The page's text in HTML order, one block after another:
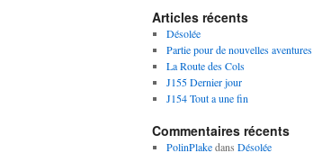
Articles récents
Désolée
Partie pour de nouvelles aventures
La Route des Cols
J155 Dernier jour
J154 Tout a une fin
Commentaires récents
PolinPlakedans Désolée